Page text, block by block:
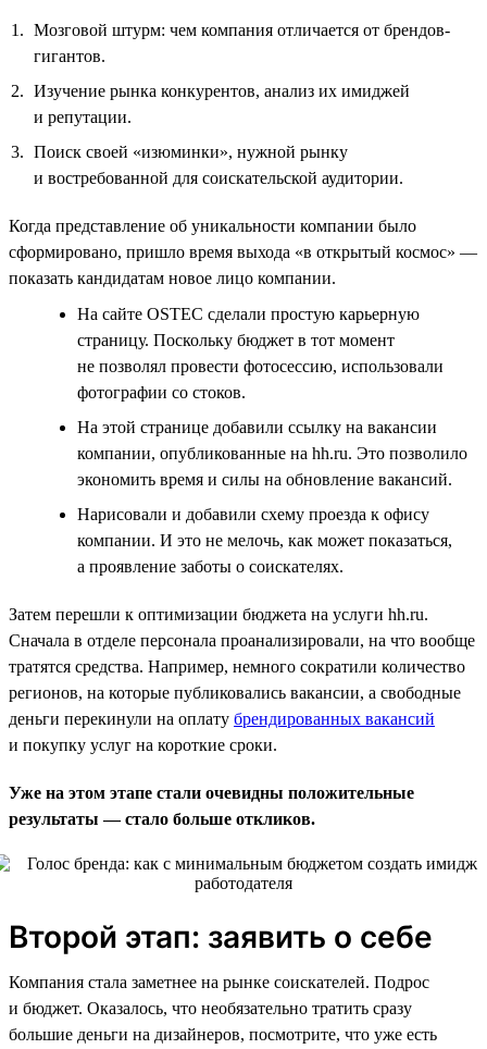
Мозговой штурм: чем компания отличается от брендов-
гигантов.
Изучение рынка конкурентов, анализ их имиджей
и репутации.
Поиск своей «изюминки», нужной рынку
и востребованной для соискательской аудитории.
Когда представление об уникальности компании было
сформировано, пришло время выхода «в открытый космос» —
показать кандидатам новое лицо компании.
На сайте OSTEC сделали простую карьерную
страницу. Поскольку бюджет в тот момент
не позволял провести фотосессию, использовали
фотографии со стоков.
На этой странице добавили ссылку на вакансии
компании, опубликованные на hh.ru. Это позволило
экономить время и силы на обновление вакансий.
Нарисовали и добавили схему проезда к офису
компании. И это не мелочь, как может показаться,
а проявление заботы о соискателях.
Затем перешли к оптимизации бюджета на услуги hh.ru.
Сначала в отделе персонала проанализировали, на что вообще
тратятся средства. Например, немного сократили количество
регионов, на которые публиковались вакансии, а свободные
деньги перекинули на оплату брендированных вакансий
и покупку услуг на короткие сроки.
Уже на этом этапе стали очевидны положительные
результаты — стало больше откликов.
Второй этап: заявить о себе
Компания стала заметнее на рынке соискателей. Подрос
и бюджет. Оказалось, что необязательно тратить сразу
большие деньги на дизайнеров, посмотрите, что уже есть